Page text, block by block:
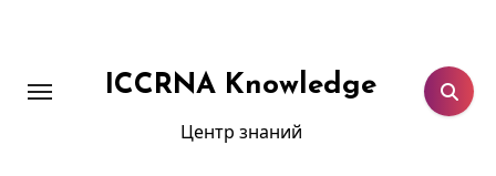
содержаниюICCRNA Knowledge
Центр знаний